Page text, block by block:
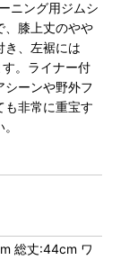
ニング用ジムシ
、膝上丈のやや
き、左裾には
す。ライナー付
シーンや野外フ
も非常に重宝す
総丈:44cm ワ